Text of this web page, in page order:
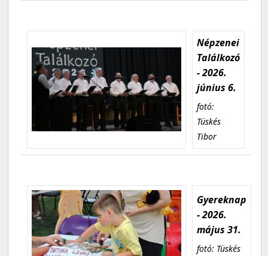
Népzenei
Találkozó
- 2026.
június 6.
fotó:
Tüskés
Tibor
Gyereknap
- 2026.
május 31.
fotó: Tüskés